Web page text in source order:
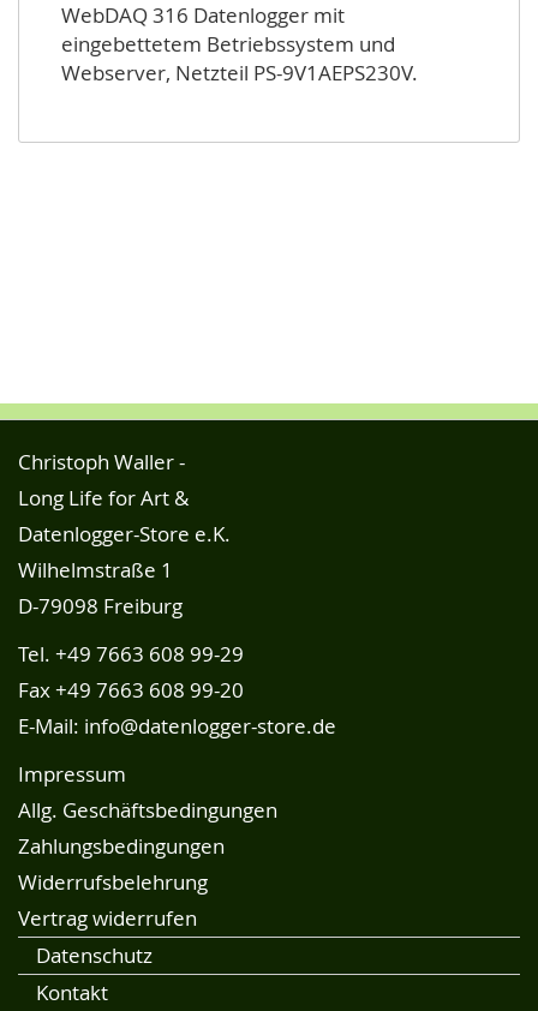
WebDAQ 316 Datenlogger mit
eingebettetem Betriebssystem und
Webserver, Netzteil PS-9V1AEPS230V.
Christoph Waller -
Long Life for Art &
Datenlogger-Store e.K.
Wilhelmstraße 1
D-79098 Freiburg
Tel. +49 7663 608 99-29
Fax +49 7663 608 99-20
E-Mail: info@datenlogger-store.de
Impressum
Allg. Geschäftsbedingungen
Zahlungsbedingungen
Widerrufsbelehrung
Vertrag widerrufen
Datenschutz
Kontakt